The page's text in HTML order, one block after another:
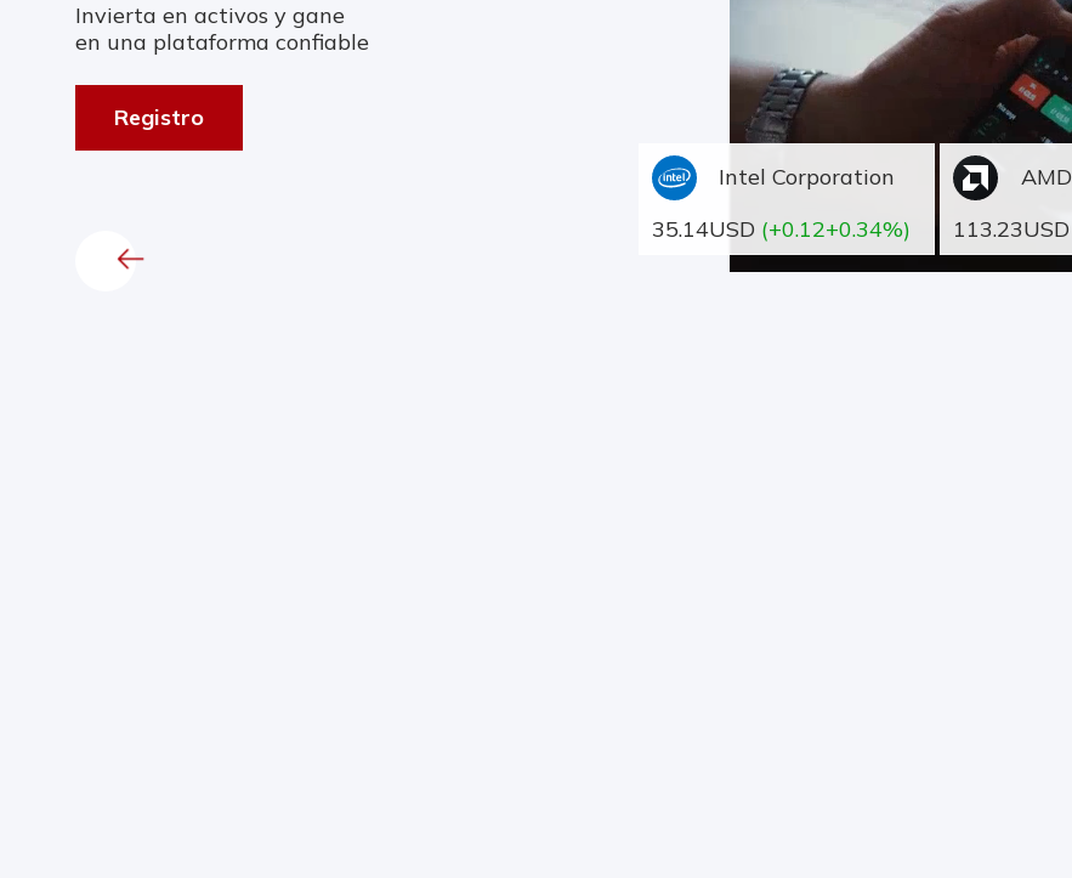
Invierta en activos y gane
en una plataforma confiable
Registro
Intel Corporation
35.14USD (+0.12+0.34%)
AMD
113.23USD